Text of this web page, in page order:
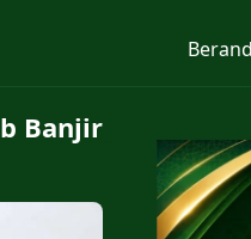
Banjir